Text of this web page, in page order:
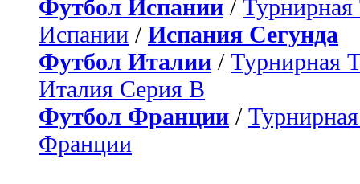
Футбол Испании / Турнирная
Испании / Испания Сегунда
Футбол Италии / Турнирная
Италия Серия B
Футбол Франции /
Франции